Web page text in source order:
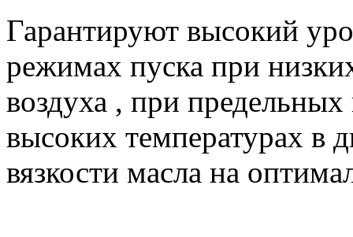
Гарантируют высокий
режимах пуска при
воздуха , при предельных
высоких температурах в
вязкости масла на